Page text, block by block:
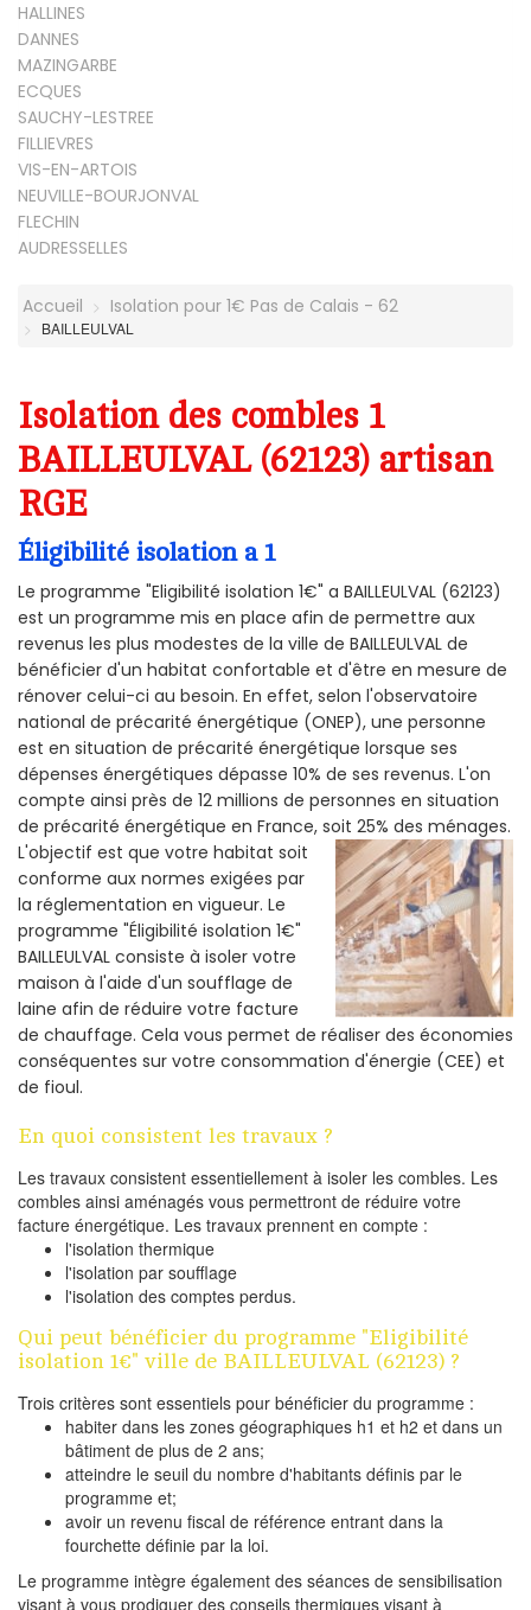
HALLINES
DANNES
MAZINGARBE
ECQUES
SAUCHY-LESTREE
FILLIEVRES
VIS-EN-ARTOIS
NEUVILLE-BOURJONVAL
FLECHIN
AUDRESSELLES
Accueil Isolation pour 1€ Pas de Calais - 62
BAILLEULVAL
Isolation des combles 1
BAILLEULVAL (62123) artisan
RGE
Éligibilité isolation a 1
Le programme "Eligibilité isolation 1€" a BAILLEULVAL (62123)
est un programme mis en place afin de permettre aux
revenus les plus modestes de la ville de BAILLEULVAL de
bénéficier d'un habitat confortable et d'être en mesure de
rénover celui-ci au besoin. En effet, selon l'observatoire
national de précarité énergétique (ONEP), une personne
est en situation de précarité énergétique lorsque ses
dépenses énergétiques dépasse 10% de ses revenus. L'on
compte ainsi près de 12 millions de personnes en situation
de précarité énergétique en France, soit 25% des ménages.
L'objectif est que votre habitat soit
conforme aux normes exigées par
la réglementation en vigueur. Le
programme "Éligibilité isolation 1€"
BAILLEULVAL consiste à isoler votre
maison à l'aide d'un soufflage de
laine afin de réduire votre facture
de chauffage. Cela vous permet de réaliser des économies
conséquentes sur votre consommation d'énergie (CEE) et
de fioul.
En quoi consistent les travaux ?
Les travaux consistent essentiellement à isoler les combles. Les
combles ainsi aménagés vous permettront de réduire votre
facture énergétique. Les travaux prennent en compte :
l'isolation thermique
l'isolation par soufflage
l'isolation des comptes perdus.
Qui peut bénéficier du programme "Eligibilité
isolation 1€" ville de BAILLEULVAL (62123) ?
Trois critères sont essentiels pour bénéficier du programme :
habiter dans les zones géographiques h1 et h2 et dans un
bâtiment de plus de 2 ans;
atteindre le seuil du nombre d'habitants définis par le
programme et;
avoir un revenu fiscal de référence entrant dans la
fourchette définie par la loi.
Le programme intègre également des séances de sensibilisation
visant à vous prodiguer des conseils thermiques visant à